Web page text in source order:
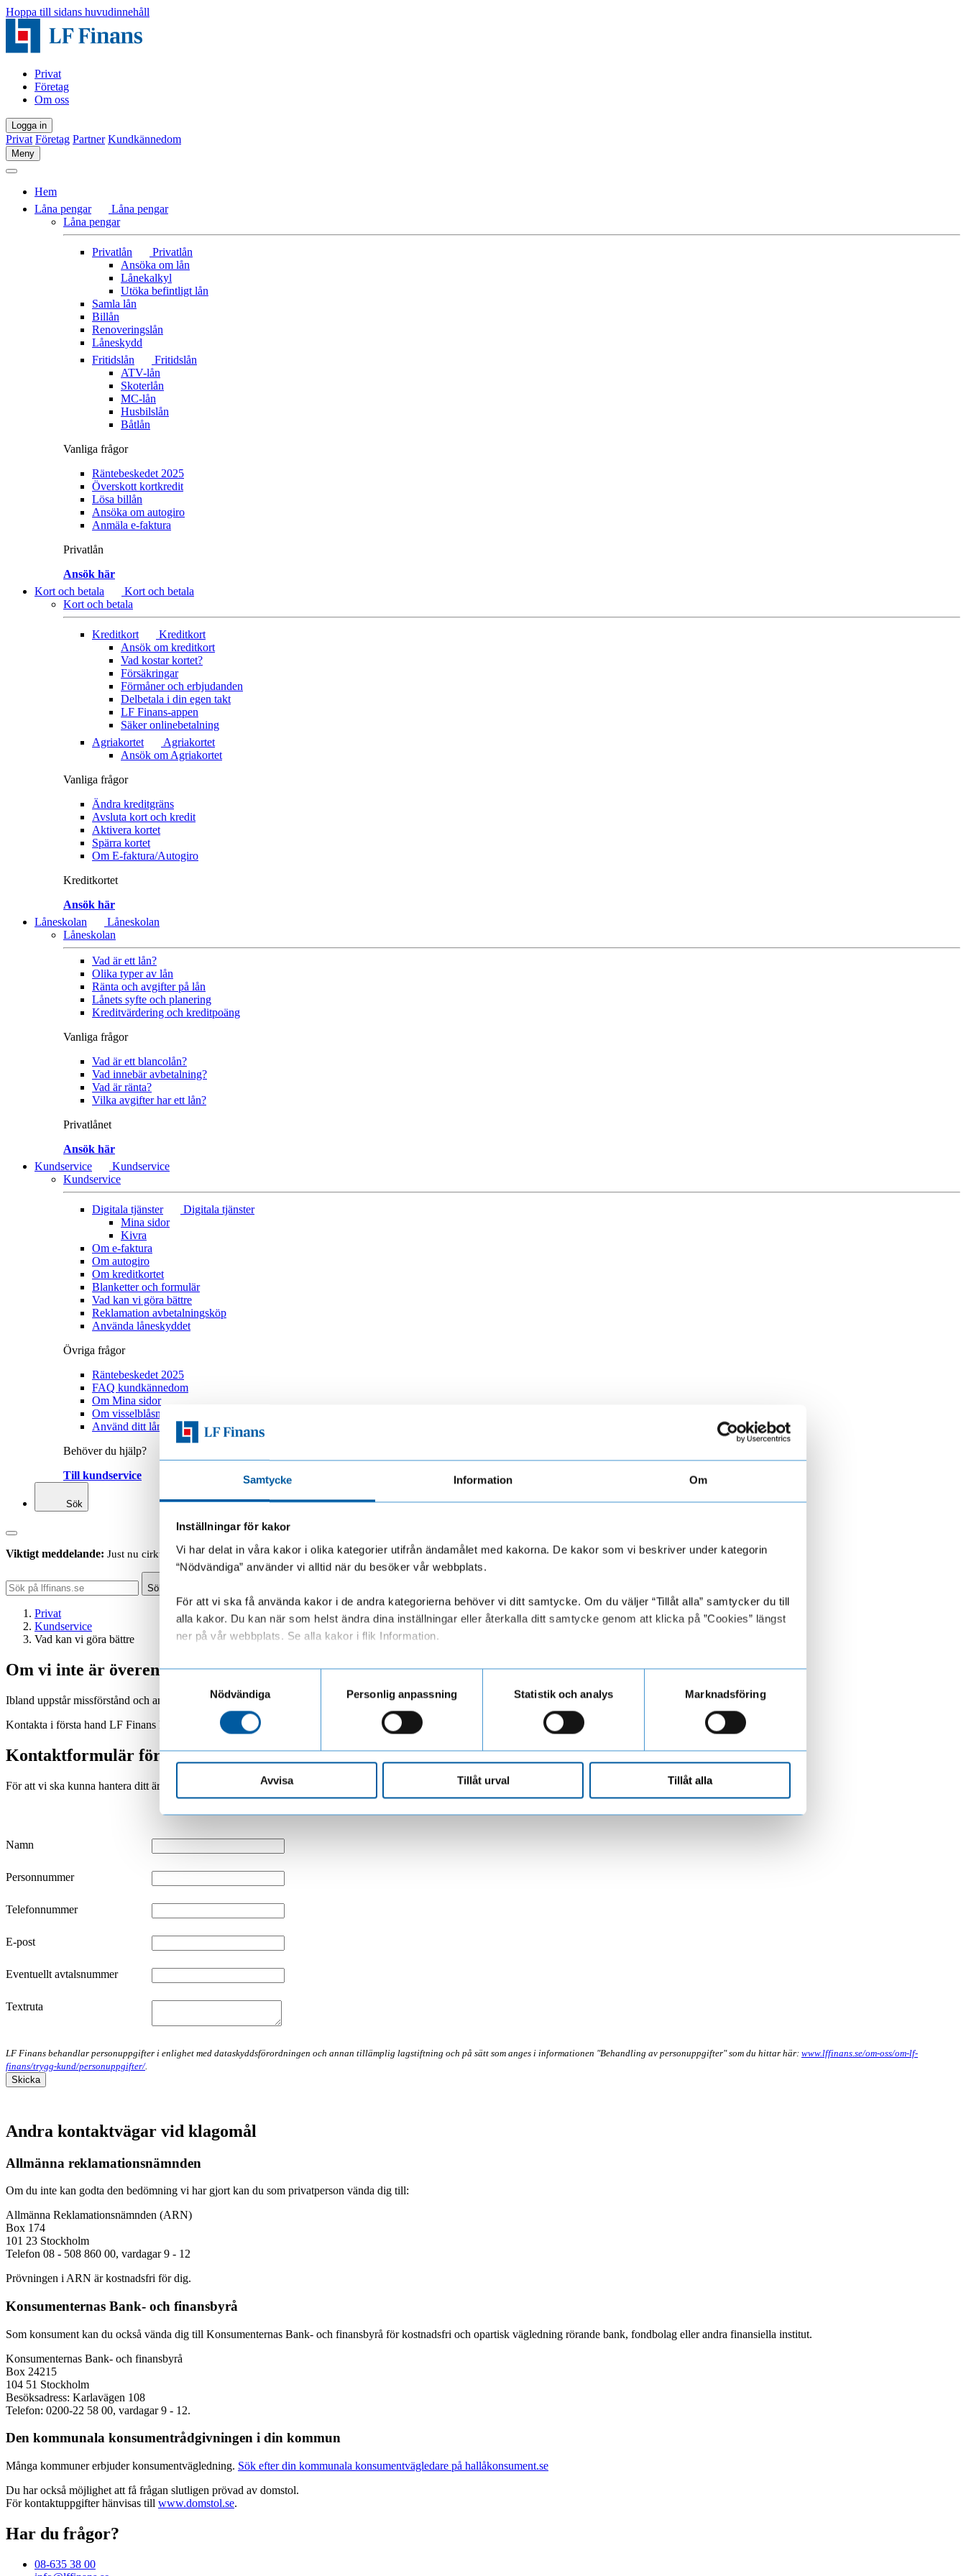
Samtycke Information Om
Inställningar för kakor
Vi har delat in våra kakor i olika kategorier utifrån ändamålet med kakorna. De kakor som vi beskriver under kategorin
“Nödvändiga” använder vi alltid när du besöker vår webbplats.
För att vi ska få använda kakor i de andra kategorierna behöver vi ditt samtycke. Om du väljer “Tillåt alla” samtycker du till
alla kakor. Du kan när som helst ändra dina inställningar eller återkalla ditt samtycke genom att klicka på ”Cookies” längst
ner på vår webbplats. Se alla kakor i flik Information.
Läs mer om hur vi behandlar personuppgifter när du besöker vår webbplats
Samtyckesval
Nödvändiga
Personlig anpassning Statistik och analys Marknadsföring
Avvisa Tillåt urval Tillåt alla
Hoppa till sidans huvudinnehåll
Privat
Företag
Om oss
Logga in
Privat Företag Partner Kundkännedom
Meny
Hem
Låna pengar
Låna pengar
Låna pengar
Privatlån
Privatlån
Ansöka om lån
Lånekalkyl
Utöka befintligt lån
Samla lån
Billån
Renoveringslån
Låneskydd
Fritidslån
Fritidslån
ATV-lån
Skoterlån
MC-lån
Husbilslån
Båtlån
Vanliga frågor
Räntebeskedet 2025
Överskott kortkredit
Lösa billån
Ansöka om autogiro
Anmäla e-faktura
Privatlån
Ansök här
Kort och betala
Kort och betala
Kort och betala
Kreditkort
Kreditkort
Ansök om kreditkort
Vad kostar kortet?
Försäkringar
Förmåner och erbjudanden
Delbetala i din egen takt
LF Finans-appen
Säker onlinebetalning
Agriakortet
Agriakortet
Ansök om Agriakortet
Vanliga frågor
Ändra kreditgräns
Avsluta kort och kredit
Aktivera kortet
Spärra kortet
Om E-faktura/Autogiro
Kreditkortet
Ansök här
Låneskolan
Låneskolan
Låneskolan
Vad är ett lån?
Olika typer av lån
Ränta och avgifter på lån
Lånets syfte och planering
Kreditvärdering och kreditpoäng
Vanliga frågor
Vad är ett blancolån?
Vad innebär avbetalning?
Vad är ränta?
Vilka avgifter har ett lån?
Privatlånet
Ansök här
Kundservice
Kundservice
Kundservice
Digitala tjänster
Digitala tjänster
Mina sidor
Kivra
Om e-faktura
Om autogiro
Om kreditkortet
Blanketter och formulär
Vad kan vi göra bättre
Reklamation avbetalningsköp
Använda låneskyddet
Övriga frågor
Räntebeskedet 2025
FAQ kundkännedom
Om Mina sidor
Om visselblåsning
Använd ditt låneskydd
Behöver du hjälp?
Till kundservice
Sök
Viktigt meddelande: Just nu cirkulerar falska sms som ser ut att komma frånLF Finans.Så skyddar du dig >
Sök
Privat
Kundservice
Vad kan vi göra bättre
Om vi inte är överens
Ibland uppstår missförstånd och andra oklarheter. Om du är missnöjd med vår hantering av ditt ärende vill vi gärna att du kontaktar oss.
Kontakta i första hand LF Finans klagomålsanvarig på
klagomal@lffinans.se eller använd formuläret så kontaktar vi dig.
Kontaktformulär för klagomål
För att vi ska kunna hantera ditt ärende snabbare, ber vi dig fylla i så många uppgifter som möjligt.
Namn
Personnummer
Telefonnummer
E-post
Eventuellt avtalsnummer
Textruta
LF Finans behandlar personuppgifter i enlighet med dataskyddsförordningen och annan tillämplig lagstiftning och på sätt som anges i informationen "Behandling av personuppgifter" som du hittar här: www.lffinans.se/om-oss/om-lf-
finans/trygg-kund/personuppgifter/.
Skicka
Andra kontaktvägar vid klagomål
Allmänna reklamationsnämnden
Om du inte kan godta den bedömning vi har gjort kan du som privatperson vända dig till:
Allmänna Reklamationsnämnden (ARN)
Box 174
101 23 Stockholm
Telefon 08 - 508 860 00, vardagar 9 - 12
Prövningen i ARN är kostnadsfri för dig.
Konsumenternas Bank- och finansbyrå
Som konsument kan du också vända dig till Konsumenternas Bank- och finansbyrå för kostnadsfri och opartisk vägledning rörande bank, fondbolag eller andra finansiella institut.
Konsumenternas Bank- och finansbyrå
Box 24215
104 51 Stockholm
Besöksadress: Karlavägen 108
Telefon: 0200-22 58 00, vardagar 9 - 12.
Den kommunala konsumentrådgivningen i din kommun
Många kommuner erbjuder konsumentvägledning. Sök efter din kommunala konsumentvägledare på hallåkonsument.se
Du har också möjlighet att få frågan slutligen prövad av domstol.
För kontaktuppgifter hänvisas till www.domstol.se.
Har du frågor?
08-635 38 00